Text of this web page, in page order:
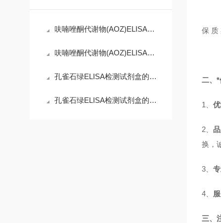
呋喃唑酮代谢物(AOZ)ELISA试剂盒：微观世界的精准捕手
呋喃唑酮代谢物(AOZ)ELISA试剂盒：守护舌尖安全的免疫防线
孔雀石绿ELISA检测试剂盒的工作原理精妙而有序
孔雀石绿ELISA检测试剂盒的使用须知
保 质
二、*
1、
2、
换，
3、
4、
三、